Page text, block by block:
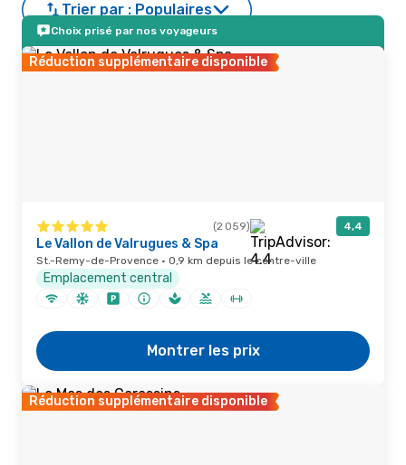
Trier par : Populaires
Choix prisé par nos voyageurs
Réduction supplémentaire disponible
(2 059) 4,4
Le Vallon de Valrugues & Spa
St.-Remy-de-Provence · 0,9 km depuis le centre-ville
Emplacement central
Montrer les prix
Réduction supplémentaire disponible